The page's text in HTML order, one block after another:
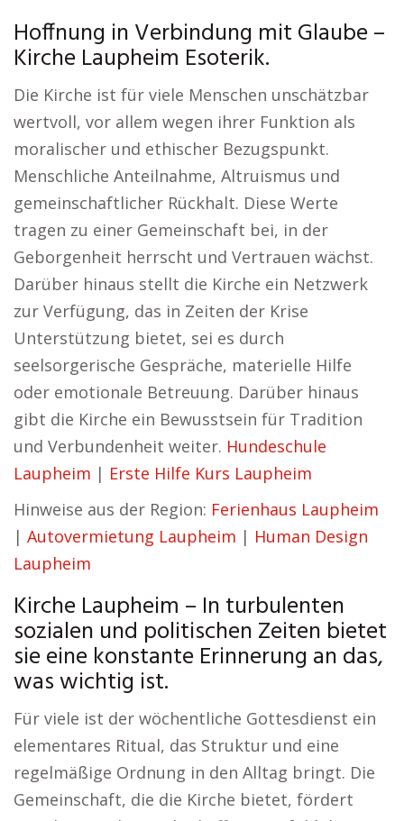
Hoffnung in Verbindung mit Glaube –
Kirche Laupheim Esoterik.
Die Kirche ist für viele Menschen unschätzbar
wertvoll, vor allem wegen ihrer Funktion als
moralischer und ethischer Bezugspunkt.
Menschliche Anteilnahme, Altruismus und
gemeinschaftlicher Rückhalt. Diese Werte
tragen zu einer Gemeinschaft bei, in der
Geborgenheit herrscht und Vertrauen wächst.
Darüber hinaus stellt die Kirche ein Netzwerk
zur Verfügung, das in Zeiten der Krise
Unterstützung bietet, sei es durch
seelsorgerische Gespräche, materielle Hilfe
oder emotionale Betreuung. Darüber hinaus
gibt die Kirche ein Bewusstsein für Tradition
und Verbundenheit weiter. Hundeschule
Laupheim | Erste Hilfe Kurs Laupheim
Hinweise aus der Region: Ferienhaus Laupheim
| Autovermietung Laupheim | Human Design
Laupheim
Kirche Laupheim – In turbulenten
sozialen und politischen Zeiten bietet
sie eine konstante Erinnerung an das,
was wichtig ist.
Für viele ist der wöchentliche Gottesdienst ein
elementares Ritual, das Struktur und eine
regelmäßige Ordnung in den Alltag bringt. Die
Gemeinschaft, die die Kirche bietet, fördert